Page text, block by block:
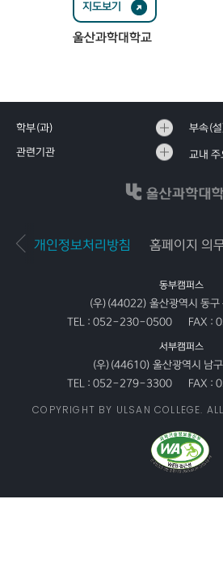
지도보기
울산과학대학교
동부캠퍼스
(우)(44022) 울산광역시 동구
TEL : 052-230-0500 FAX :
서부캠퍼스
(우)(44610) 울산광역시 남
TEL : 052-279-3300 FAX :
개인정보처리방침 홈페이지 의
학부(과) 부속(
관련기관 교내 주
COPYRIGHT BY ULSAN COLLEGE.